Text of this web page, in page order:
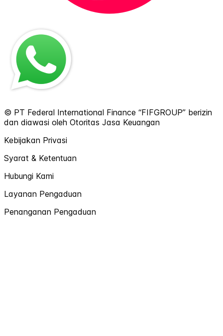
© PT Federal International Finance “FIFGROUP” berizin
dan diawasi oleh Otoritas Jasa Keuangan
Kebijakan Privasi
Syarat & Ketentuan
Hubungi Kami
Layanan Pengaduan
Penanganan Pengaduan